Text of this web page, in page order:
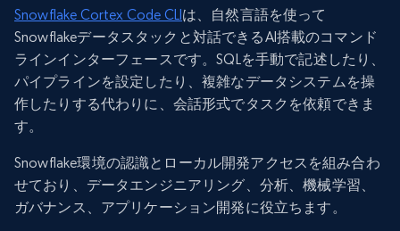
Snowflake Cortex Code CLI は、自然言語を使って
Snowflakeデータスタックと対話できるAI搭載のコマンド
ラインインターフェースです。SQLを手動で記述したり、
パイプラインを設定したり、複雑なデータシステムを操
作したりする代わりに、会話形式でタスクを依頼できま
す。
Snowflake環境の認識とローカル開発アクセスを組み合わ
せており、データエンジニアリング、分析、機械学習、
ガバナンス、アプリケーション開発に役立ちます。